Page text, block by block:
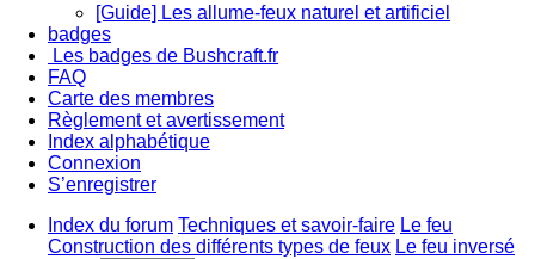
[Guide] Les allume-feux naturel et artificiel
badges
Les badges de Bushcraft.fr
FAQ
Carte des membres
Règlement et avertissement
Index alphabétique
Connexion
S’enregistrer
Index du forum Techniques et savoir-faire Le feu
Construction des différents types de feux Le feu inversé